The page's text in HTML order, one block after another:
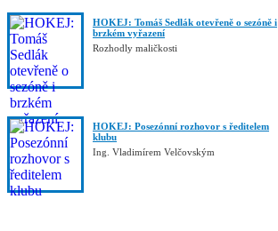
HOKEJ: Tomáš Sedlák otevřeně o sezóně i
brzkém vyřazení
Rozhodly maličkosti
HOKEJ: Posezónní rozhovor s ředitelem
klubu
Ing. Vladimírem Velčovským